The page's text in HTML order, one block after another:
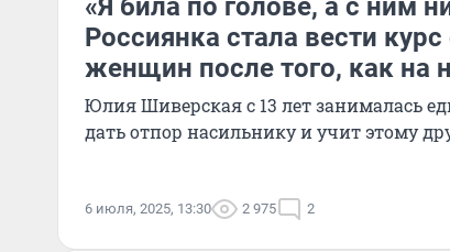
«Я била по голове, а с ним
Россиянка стала вести
женщин после того, как на
Юлия Шиверская с 13 лет занималась
дать отпор насильнику и учит этому
6 июля, 2025, 13:30 2 975 2